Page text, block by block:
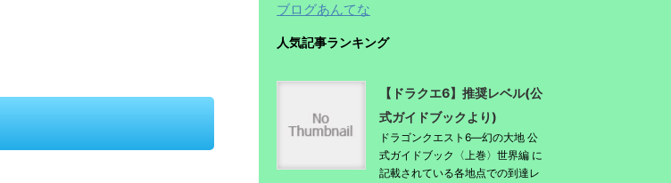
ブログあんてな
人気記事ランキング
【ドラクエ6】推奨レベル(公
式ガイドブックより)
ドラゴンクエスト6―幻の大地 公
式ガイドブック〈上巻〉世界編 に
記載されている各地点での到達レ